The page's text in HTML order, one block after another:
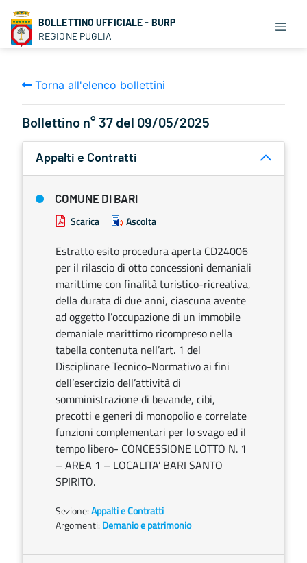
BOLLETTINO UFFICIALE - BURP
REGIONE PUGLIA
Torna all'elenco bollettini
Bollettino n° 37 del 09/05/2025
Appalti e Contratti
COMUNE DI BARI
Scarica Ascolta
Estratto esito procedura aperta CD24006
per il rilascio di otto concessioni demaniali
marittime con finalità turistico-ricreativa,
della durata di due anni, ciascuna avente
ad oggetto l’occupazione di un immobile
demaniale marittimo ricompreso nella
tabella contenuta nell’art. 1 del
Disciplinare Tecnico-Normativo ai fini
dell’esercizio dell’attività di
somministrazione di bevande, cibi,
precotti e generi di monopolio e correlate
funzioni complementari per lo svago ed il
tempo libero- CONCESSIONE LOTTO N. 1
– AREA 1 – LOCALITA’ BARI SANTO
SPIRITO.
Sezione:Appalti e Contratti
Argomenti: Demanio e patrimonio